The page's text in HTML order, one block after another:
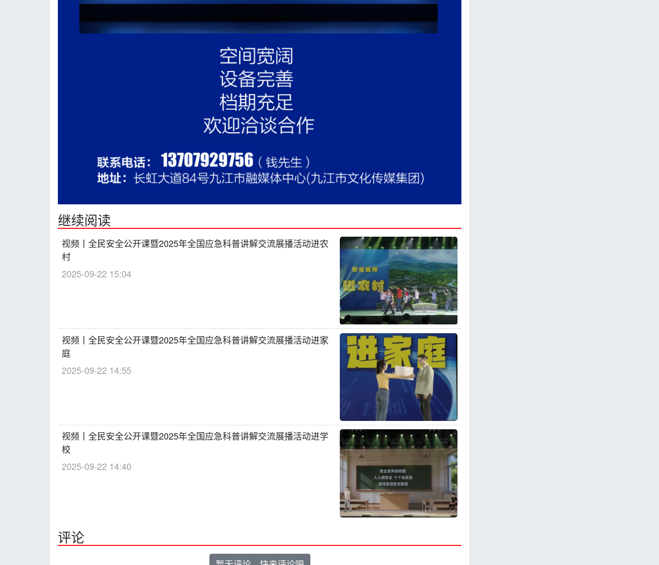
继续阅读
视频丨全民安全公开课暨2025年全国应急科普讲解交流展播活动进农
村
2025-09-22 15:04
视频丨全民安全公开课暨2025年全国应急科普讲解交流展播活动进家
庭
2025-09-22 14:55
视频丨全民安全公开课暨2025年全国应急科普讲解交流展播活动进学
校
2025-09-22 14:40
评论